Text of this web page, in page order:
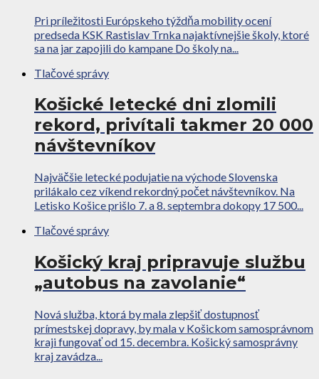
Pri príležitosti Európskeho týždňa mobility ocení
predseda KSK Rastislav Trnka najaktívnejšie školy, ktoré
sa na jar zapojili do kampane Do školy na...
Tlačové správy
Košické letecké dni zlomili
rekord, privítali takmer 20 000
návštevníkov
Najväčšie letecké podujatie na východe Slovenska
prilákalo cez víkend rekordný počet návštevníkov. Na
Letisko Košice prišlo 7. a 8. septembra dokopy 17 500...
Tlačové správy
Košický kraj pripravuje službu
„autobus na zavolanie“
Nová služba, ktorá by mala zlepšiť dostupnosť
prímestskej dopravy, by mala v Košickom samosprávnom
kraji fungovať od 15. decembra. Košický samosprávny
kraj zavádza...